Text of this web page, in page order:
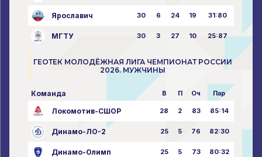
Ярославич 30 6 24 19 31:80
МГТУ 30 3 27 10 25:87
ГЕОТЕК МОЛОДЁЖНАЯ ЛИГА ЧЕМПИОНАТ РОССИИ
2026. МУЖЧИНЫ
Команда В П Оч Пар
Локомотив-СШОР 28 2 83 85:14
Динамо-ЛО-2 25 5 76 82:30
Динамо-Олимп 25 5 73 80:32